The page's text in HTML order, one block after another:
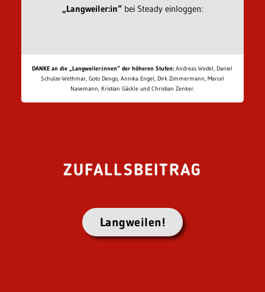
„Langweiler:in“bei Steady einloggen:
DANKE an die „Langweiler:innen“ der höheren Stufen: Andreas Wedel, Daniel
Schulze-Wethmar, Goto Dengo, Annika Engel, Dirk Zimmermann, Marcel
Nasemann, Kristian Gäckle und Christian Zenker.
ZUFALLSBEITRAG
Langweilen!